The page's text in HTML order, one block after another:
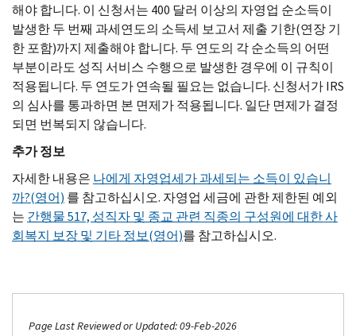
해야 합니다. 이 신청서는 400 달러 이상의 자영업 순소득이
발생한 두 번째 과세연도의 소득세 보고서 제출 기한(연장 기
한 포함)까지 제출해야 합니다. 두 연도의 각 순소득의 어떤
부분이라도 성직 서비스 수행으로 발생한 경우에 이 규칙이
적용됩니다. 두 연도가 연속될 필요는 없습니다. 신청서가 IRS
의 심사를 통과하면 본 면제가 적용됩니다. 일단 면제가 결정
되면 번복되지 않습니다.
추가정보
자세한 내용은 나에게 자영업세가 과세되는 소득이 있습니
까?(영어) 를 참고하십시오. 자영업 세금에 관한 제한된 예외
는 간행물 517, 성직자 및 종교 관련 직종의 구성원에 대한 사
회복지 보장 및 기타 정보(영어)를 참고하십시오.
Page Last Reviewed or Updated: 09-Feb-2026